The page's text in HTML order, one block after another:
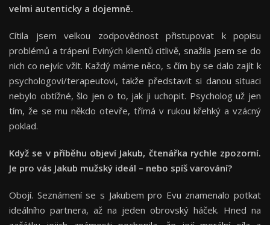
velmi autenticky a dojemně.
Cítila jsem velkou zodpovědnost přistupovat k popisu
problémů a trápení Eviných klientů citlivě, snažila jsem se do
nich co nejvíc vžít. Každý máme něco, s čím by se dalo zajít k
psychologovi/terapeutovi, takže představit si danou situaci
nebylo obtížné, šlo jen o to, jak ji uchopit. Psycholog už jen
tím, že se mu někdo otevře, třímá v rukou křehký a vzácný
poklad.
Když se v příběhu objeví Jakub, čtenářka rychle zpozorní.
Je pro vás Jakub mužský ideál – nebo spíš varování?
Obojí. Seznámení se s Jakubem pro Evu znamenalo potkat
ideálního partnera, až na jeden obrovský háček. Hned na